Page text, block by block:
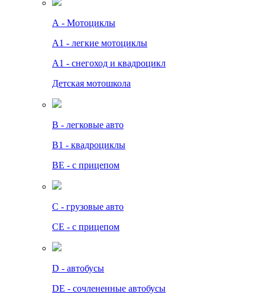
А - Мотоциклы
A1 - легкие мотоциклы
A1 - снегоход и квадроцикл
Детская мотошкола
B - легковые авто
В1 - квадроциклы
BE - с прицепом
C - грузовые авто
СЕ - с прицепом
D - автобусы
DE - сочлененные автобусы